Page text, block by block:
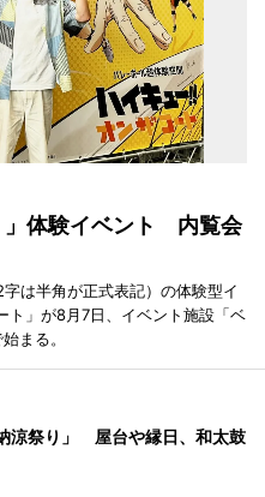
」体験イベント 内覧会
は半角が正式表記）の体験型イ
ト」が8月7日、イベント施設「ベ
まる。
涼祭り」 屋台や縁日、和太鼓